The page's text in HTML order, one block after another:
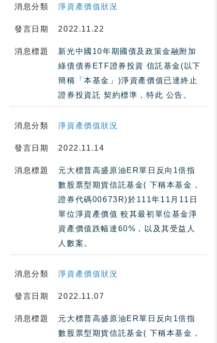
消息分類 淨資產價值狀況
發言日期 2022.11.22
消息標題
新光中國10年期國債及政策金融附加
綠債債券ETF證券投資 信託基金(以下
簡稱「本基金」)淨資產價值已達終止
證券投資託 契約標準，特此 公告。
消息分類 淨資產價值狀況
發言日期 2022.11.14
消息標題
元大標普高盛原油ER單日反向1倍指
數股票型期貨信託基金( 下稱本基金，
證券代碼00673R)於111年11月11日
單位淨資產價值 較其最初單位基金淨
資產價值跌幅達60%，以及其受益人
人數案。
消息分類 淨資產價值狀況
發言日期 2022.11.07
消息標題
元大標普高盛原油ER單日反向1倍指
數股票型期貨信託基金( 下稱本基金，